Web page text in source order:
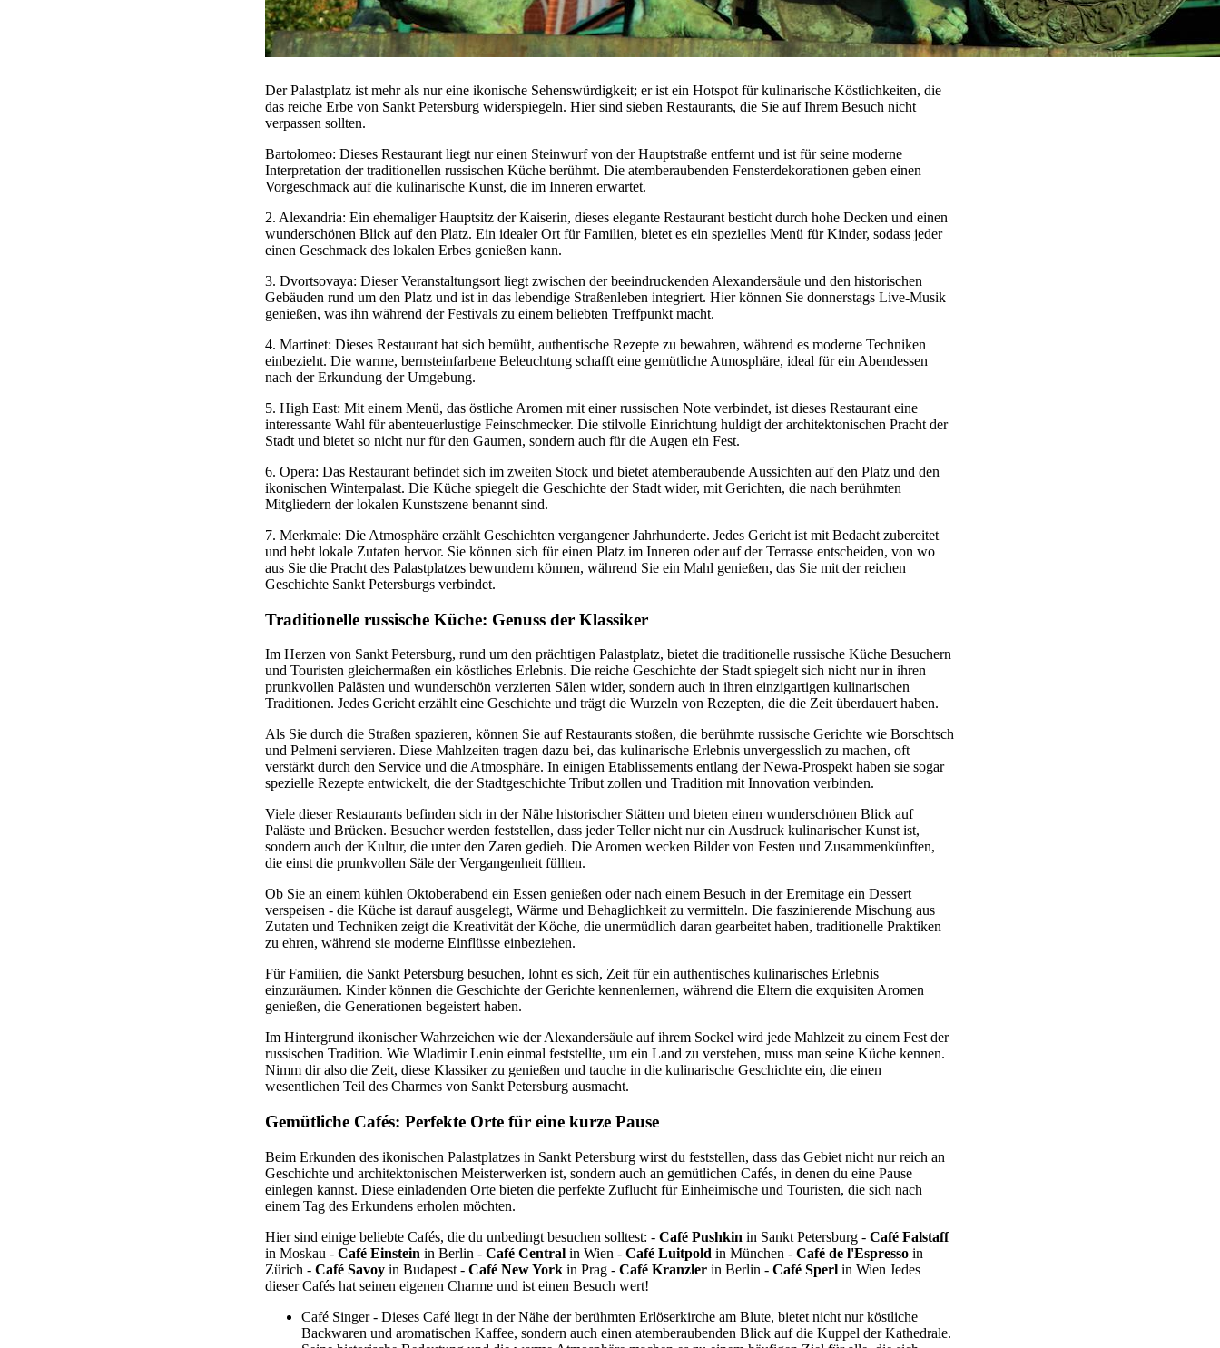
Der Palastplatz ist mehr als nur eine ikonische Sehenswürdigkeit; er ist ein Hotspot für kulinarische Köstlichkeiten, die
das reiche Erbe von Sankt Petersburg widerspiegeln. Hier sind sieben Restaurants, die Sie auf Ihrem Besuch nicht
verpassen sollten.
Bartolomeo: Dieses Restaurant liegt nur einen Steinwurf von der Hauptstraße entfernt und ist für seine moderne
Interpretation der traditionellen russischen Küche berühmt. Die atemberaubenden Fensterdekorationen geben einen
Vorgeschmack auf die kulinarische Kunst, die im Inneren erwartet.
2. Alexandria: Ein ehemaliger Hauptsitz der Kaiserin, dieses elegante Restaurant besticht durch hohe Decken und einen
wunderschönen Blick auf den Platz. Ein idealer Ort für Familien, bietet es ein spezielles Menü für Kinder, sodass jeder
einen Geschmack des lokalen Erbes genießen kann.
3. Dvortsovaya: Dieser Veranstaltungsort liegt zwischen der beeindruckenden Alexandersäule und den historischen
Gebäuden rund um den Platz und ist in das lebendige Straßenleben integriert. Hier können Sie donnerstags Live-Musik
genießen, was ihn während der Festivals zu einem beliebten Treffpunkt macht.
4. Martinet: Dieses Restaurant hat sich bemüht, authentische Rezepte zu bewahren, während es moderne Techniken
einbezieht. Die warme, bernsteinfarbene Beleuchtung schafft eine gemütliche Atmosphäre, ideal für ein Abendessen
nach der Erkundung der Umgebung.
5. High East: Mit einem Menü, das östliche Aromen mit einer russischen Note verbindet, ist dieses Restaurant eine
interessante Wahl für abenteuerlustige Feinschmecker. Die stilvolle Einrichtung huldigt der architektonischen Pracht der
Stadt und bietet so nicht nur für den Gaumen, sondern auch für die Augen ein Fest.
6. Opera: Das Restaurant befindet sich im zweiten Stock und bietet atemberaubende Aussichten auf den Platz und den
ikonischen Winterpalast. Die Küche spiegelt die Geschichte der Stadt wider, mit Gerichten, die nach berühmten
Mitgliedern der lokalen Kunstszene benannt sind.
7. Merkmale: Die Atmosphäre erzählt Geschichten vergangener Jahrhunderte. Jedes Gericht ist mit Bedacht zubereitet
und hebt lokale Zutaten hervor. Sie können sich für einen Platz im Inneren oder auf der Terrasse entscheiden, von wo
aus Sie die Pracht des Palastplatzes bewundern können, während Sie ein Mahl genießen, das Sie mit der reichen
Geschichte Sankt Petersburgs verbindet.
Traditionelle russische Küche: Genuss der Klassiker
Im Herzen von Sankt Petersburg, rund um den prächtigen Palastplatz, bietet die traditionelle russische Küche Besuchern
und Touristen gleichermaßen ein köstliches Erlebnis. Die reiche Geschichte der Stadt spiegelt sich nicht nur in ihren
prunkvollen Palästen und wunderschön verzierten Sälen wider, sondern auch in ihren einzigartigen kulinarischen
Traditionen. Jedes Gericht erzählt eine Geschichte und trägt die Wurzeln von Rezepten, die die Zeit überdauert haben.
Als Sie durch die Straßen spazieren, können Sie auf Restaurants stoßen, die berühmte russische Gerichte wie Borschtsch
und Pelmeni servieren. Diese Mahlzeiten tragen dazu bei, das kulinarische Erlebnis unvergesslich zu machen, oft
verstärkt durch den Service und die Atmosphäre. In einigen Etablissements entlang der Newa-Prospekt haben sie sogar
spezielle Rezepte entwickelt, die der Stadtgeschichte Tribut zollen und Tradition mit Innovation verbinden.
Viele dieser Restaurants befinden sich in der Nähe historischer Stätten und bieten einen wunderschönen Blick auf
Paläste und Brücken. Besucher werden feststellen, dass jeder Teller nicht nur ein Ausdruck kulinarischer Kunst ist,
sondern auch der Kultur, die unter den Zaren gedieh. Die Aromen wecken Bilder von Festen und Zusammenkünften,
die einst die prunkvollen Säle der Vergangenheit füllten.
Ob Sie an einem kühlen Oktoberabend ein Essen genießen oder nach einem Besuch in der Eremitage ein Dessert
verspeisen - die Küche ist darauf ausgelegt, Wärme und Behaglichkeit zu vermitteln. Die faszinierende Mischung aus
Zutaten und Techniken zeigt die Kreativität der Köche, die unermüdlich daran gearbeitet haben, traditionelle Praktiken
zu ehren, während sie moderne Einflüsse einbeziehen.
Für Familien, die Sankt Petersburg besuchen, lohnt es sich, Zeit für ein authentisches kulinarisches Erlebnis
einzuräumen. Kinder können die Geschichte der Gerichte kennenlernen, während die Eltern die exquisiten Aromen
genießen, die Generationen begeistert haben.
Im Hintergrund ikonischer Wahrzeichen wie der Alexandersäule auf ihrem Sockel wird jede Mahlzeit zu einem Fest der
russischen Tradition. Wie Wladimir Lenin einmal feststellte, um ein Land zu verstehen, muss man seine Küche kennen.
Nimm dir also die Zeit, diese Klassiker zu genießen und tauche in die kulinarische Geschichte ein, die einen
wesentlichen Teil des Charmes von Sankt Petersburg ausmacht.
Gemütliche Cafés: Perfekte Orte für eine kurze Pause
Beim Erkunden des ikonischen Palastplatzes in Sankt Petersburg wirst du feststellen, dass das Gebiet nicht nur reich an
Geschichte und architektonischen Meisterwerken ist, sondern auch an gemütlichen Cafés, in denen du eine Pause
einlegen kannst. Diese einladenden Orte bieten die perfekte Zuflucht für Einheimische und Touristen, die sich nach
einem Tag des Erkundens erholen möchten.
Hier sind einige beliebte Cafés, die du unbedingt besuchen solltest: - Café Pushkin in Sankt Petersburg - Café Falstaff
in Moskau - Café Einstein in Berlin - Café Central in Wien - Café Luitpold in München - Café de l'Espresso in
Zürich - Café Savoy in Budapest - Café New York in Prag - Café Kranzler in Berlin - Café Sperl in Wien Jedes
dieser Cafés hat seinen eigenen Charme und ist einen Besuch wert!
Café Singer - Dieses Café liegt in der Nähe der berühmten Erlöserkirche am Blute, bietet nicht nur köstliche
Backwaren und aromatischen Kaffee, sondern auch einen atemberaubenden Blick auf die Kuppel der Kathedrale.